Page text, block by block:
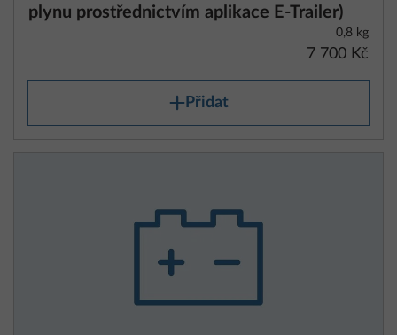
plynu prostřednictvím aplikace E-Trailer)
0,8 kg
7 700 Kč
Přidat